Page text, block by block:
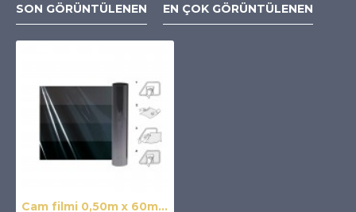
SON GÖRÜNTÜLENEN EN ÇOK GÖRÜNTÜLENEN
Cam filmi 0,50m x 60m %15 koyuluk / CAFI257